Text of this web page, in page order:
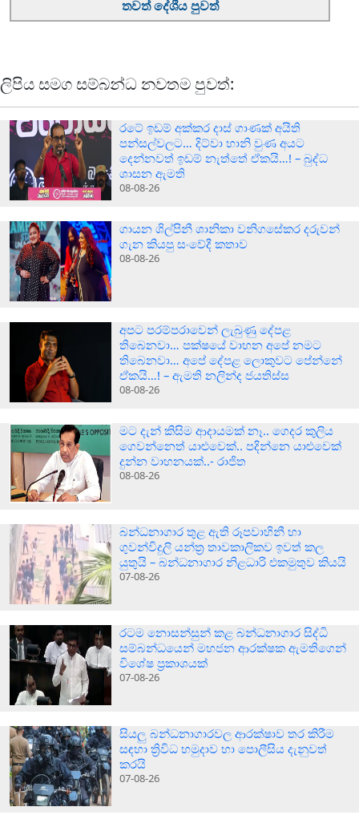
තවත් දේශීය පුවත්
ලිපිය සමග සම්බන්ධ නවතම පුවත්:
රටේ ඉඩම් අක්කර දාස් ගාණක් අයිති
පන්සල්වලට… දිට්වා හානි වුණ අයට
දෙන්නවත් ඉඩම් නැත්තේ ඒකයි…! – බුද්ධ
ශාසන ඇමති
08-08-26
ගායන ශිල්පිනී ශානිකා වනිගසේකර දරුවන්
ගැන කියපු සංවේදී කතාව
08-08-26
අපට පරම්පරාවෙන් ලැබුණු දේපළ
තිබෙනවා… පක්ෂයේ වාහන අපේ නමට
තිබෙනවා… අපේ දේපළ ලොකුවට පේන්නේ
ඒකයි…! – ඇමති නලින්ද ජයතිස්ස
08-08-26
මට දැන් කිසිම ආදායමක් නෑ.. ගෙදර කුලිය
ගෙවන්නෙත් යාළුවෙක්.. පදින්නෙ යාළුවෙක්
දුන්න වාහනයක්..- රාජිත
08-08-26
බන්ධනාගාර තුළ ඇති රූපවාහිනී හා
ගුවන්විදුලි යන්ත්‍ර තාවකාලිකව ඉවත් කල
යුතුයි – බන්ධනාගාර නිළධාරි එකමුතුව කියයි
07-08-26
රටම නොසන්සුන් කළ බන්ධනාගාර සිද්ධි
සම්බන්ධයෙන් මහජන ආරක්ෂක ඇමතිගෙන්
විශේෂ ප්‍රකාශයක්
07-08-26
සියලු බන්ධනාගාරවල ආරක්ෂාව තර කිරීම
සඳහා ත්‍රිවිධ හමුදාව හා පොලීසිය දැනුවත්
කරයි
07-08-26